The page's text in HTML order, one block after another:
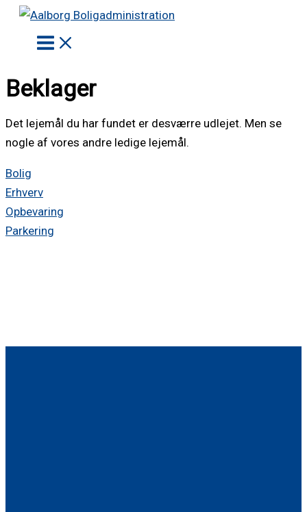
indholdet
Beklager
Det lejemål du har fundet er desværre udlejet. Men se
nogle af vores andre ledige lejemål.
Bolig
Erhverv
Opbevaring
Parkering